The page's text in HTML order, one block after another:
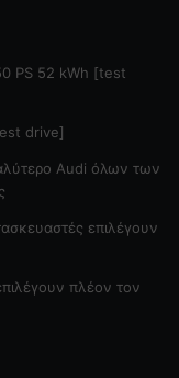
PS 52 kWh [test
drive]
Audi όλων των
επιλέγουν
πλέον τον